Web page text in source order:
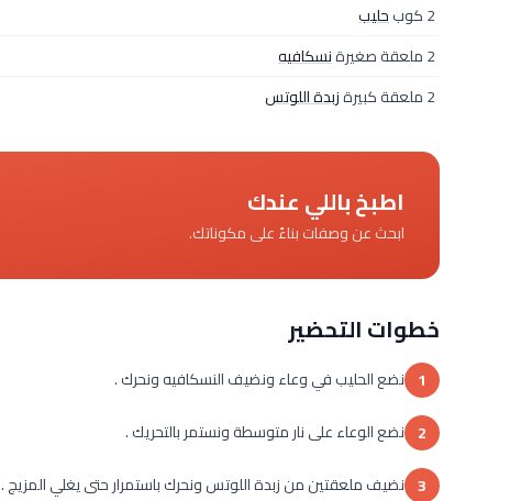
2 كوب
حليب
2 ملعقة صغيرة
نسكافيه
2 ملعقة كبيرة
زبدة اللوتس
اطبخ باللي عندك
ابحث عن وصفات بناءً على مكوناتك.
خطوات التحضير
1 نضع الحليب في وعاء ونضيف النسكافيه ونحرك .
2 نضع الوعاء على نار متوسطة ونستمر بالتحريك .
3 نضيف ملعقتين من زبدة اللوتس ونحرك باستمرار حتى يغلي المزيج .